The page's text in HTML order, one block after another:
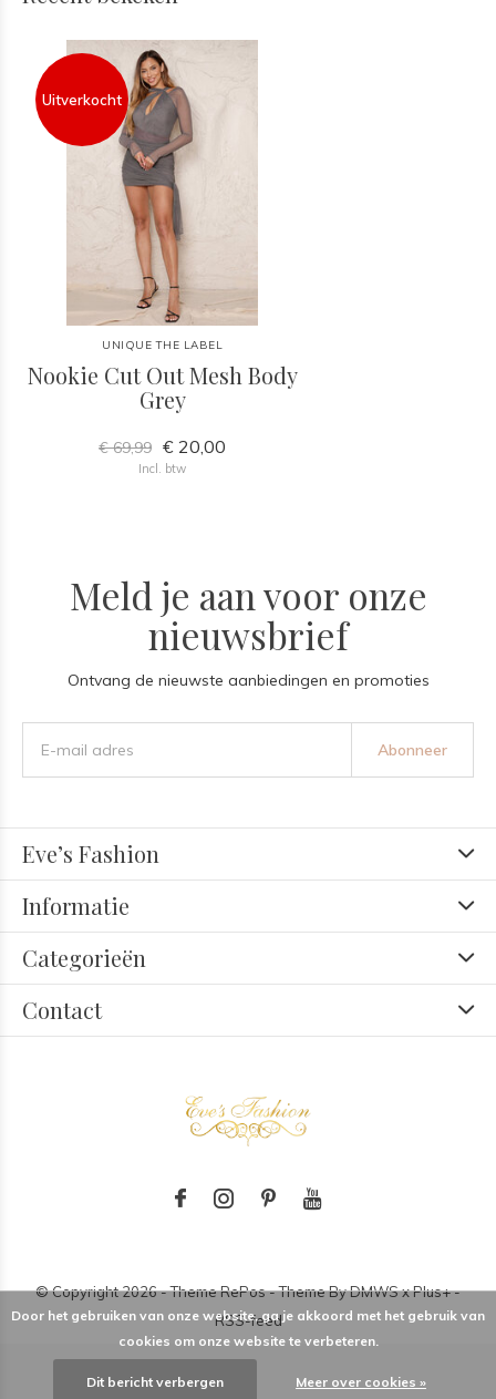
Uitverkocht
UNIQUE THE LABEL
Nookie Cut Out Mesh Body
Grey
€ 69,99 € 20,00
Incl. btw
Meld je aan voor onze
nieuwsbrief
Ontvang de nieuwste aanbiedingen en promoties
Abonneer
Eve’s Fashion
Informatie
Categorieën
Contact
© Copyright2026- Theme RePos - Theme ByDMWSxPlus+-
RSS-feed
Door het gebruiken van onze website, ga je akkoord met het gebruik van
cookies om onze website te verbeteren.
Dit bericht verbergen Meer over cookies »